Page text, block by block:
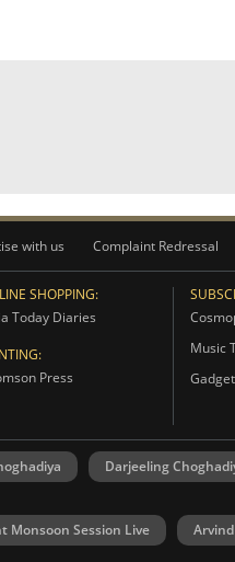
with us Complaint Redressal
SHOPPING:
Today Diaries
Press
Music
Darjeeling
Monsoon Session Live